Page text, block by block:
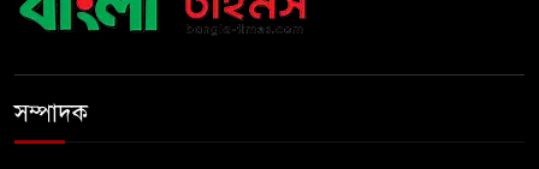
স্বরাষ্ট্রমন্ত্রী
সব বাধা পেরিয়ে বাস্তবতার নিরিখে
সম্পাদক